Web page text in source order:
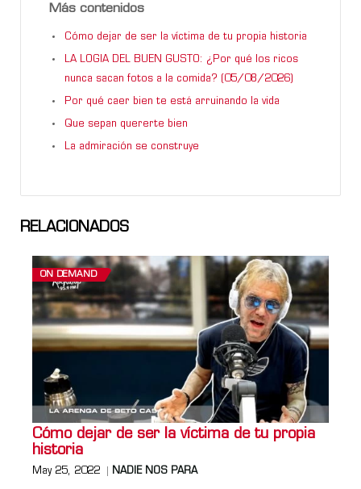
Más contenidos
Cómo dejar de ser la víctima de tu propia historia
LA LOGIA DEL BUEN GUSTO: ¿Por qué los ricos
nunca sacan fotos a la comida? (05/08/2026)
Por qué caer bien te está arruinando la vida
Que sepan quererte bien
La admiración se construye
RELACIONADOS
ON DEMAND
Cómo dejar de ser la víctima de tu propia
historia
May 25, 2022 NADIE NOS PARA